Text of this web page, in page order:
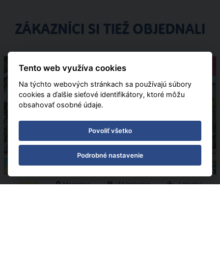
ZÁKAZNÍCI SI TIEŽ OBJEDNALI
Pobytové
Maurícius All Inclusive Letecky
Tento web využíva cookies
Na týchto webových stránkach sa používajú súbory
cookies a ďalšie sieťové identifikátory, ktoré môžu
obsahovať osobné údaje.
Povoliť všetko
Podrobné nastavenie